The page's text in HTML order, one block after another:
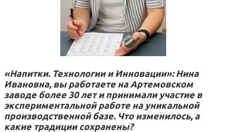
«Напитки. Технологии и Инновации»: Нина
Ивановна, вы работаете на Артемовском
заводе более 30 лет и принимали участие в
экспериментальной работе на уникальной
производственной базе. Что изменилось, а
какие традиции сохранены?